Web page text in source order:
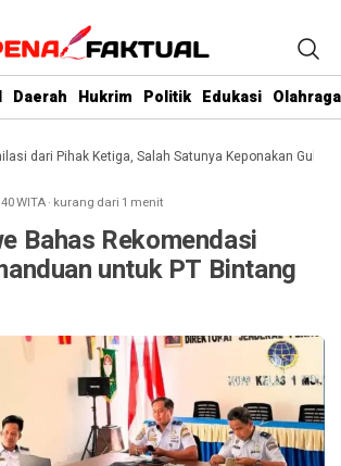
Daerah Hukrim Politik Edukasi Olahraga
Pihak Ketiga, Salah Satunya Keponakan Gubernur
WITA· kurang dari 1 menit
Bahas Rekomendasi
untuk PT Bintang